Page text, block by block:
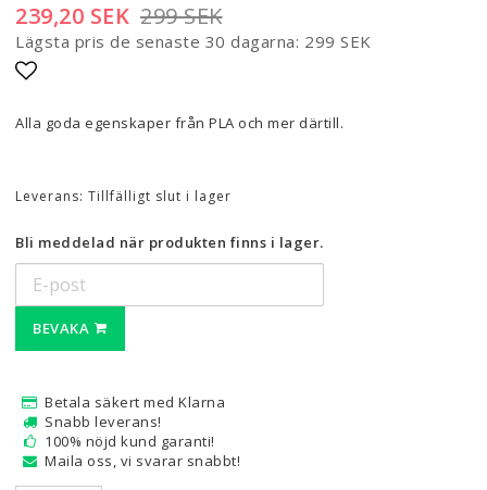
299 SEK
239,20 SEK
Lägsta pris de senaste 30 dagarna 299 SEK
Alla goda egenskaper från PLA och mer därtill.
Leverans: Tillfälligt slut i lager
Bli meddelad när produkten finns i lager.
BEVAKA
Betala säkert med Klarna
Snabb leverans!
100% nöjd kund garanti!
Maila oss, vi svarar snabbt!